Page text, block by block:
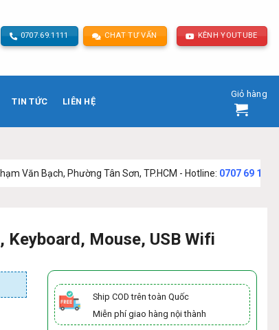
0707.69.1111 CHAT TƯ VẤN KÊNH YOUTUBE
TIN TỨC LIÊN HỆ
Giỏ hàng
Phường Tân Sơn, TP.HCM - Hotline:0707 69 1111
Keyboard, Mouse, USB Wifi
Ship COD trên toàn Quốc
Miễn phí giao hàng nội thành